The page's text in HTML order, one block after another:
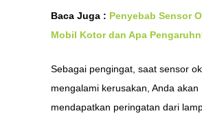
Baca Juga : Penyebab Sensor
Mobil Kotor dan Apa
Sebagai pengingat, saat sensor
mengalami kerusakan, Anda akan
mendapatkan peringatan dari